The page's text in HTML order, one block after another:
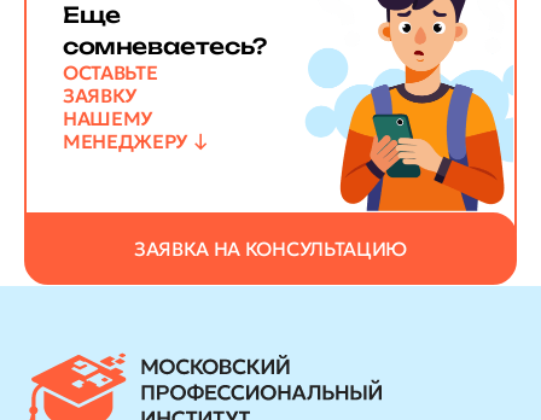
Еще
сомневаетесь?
ОСТАВЬТЕ
ЗАЯВКУ
НАШЕМУ
МЕНЕДЖЕРУ
ЗАЯВКА НА КОНСУЛЬТАЦИЮ